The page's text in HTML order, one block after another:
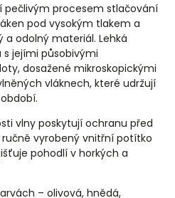
pečlivým procesem stlačování
pod vysokým tlakem a
odolný materiál. Lehká
jejími působivými
dosažené mikroskopickými
vláknech, které udržují
vlny poskytují ochranu před
vyrobený vnitřní potítko
pohodlí v horkých a
– olivová, hnědá,